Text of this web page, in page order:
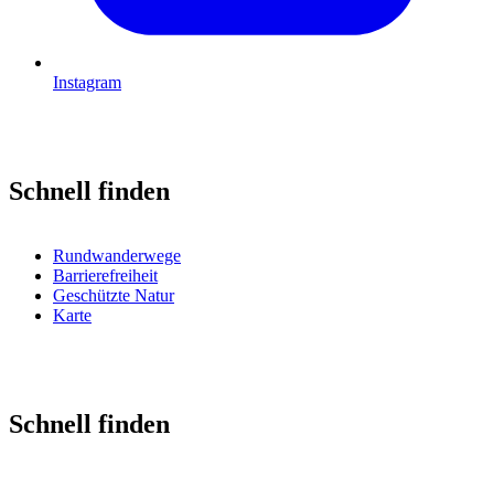
Instagram
Schnell finden
Rundwanderwege
Barrierefreiheit
Geschützte Natur
Karte
Schnell finden